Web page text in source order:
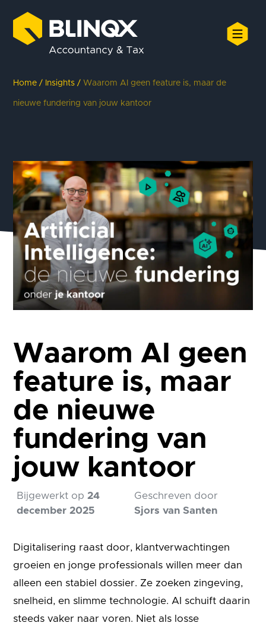
Home / Insights / Waarom AI geen feature is, maar de
nieuwe fundering van jouw kantoor
Waarom AI geen
feature is, maar
de nieuwe
fundering van
jouw kantoor
Bijgewerkt op 24
december 2025
Geschreven door
Sjors van Santen
Digitalisering raast door, klantverwachtingen
groeien en jonge professionals willen meer dan
alleen een stabiel dossier. Ze zoeken zingeving,
snelheid, en slimme technologie. AI schuift daarin
steeds vaker naar voren. Niet als losse